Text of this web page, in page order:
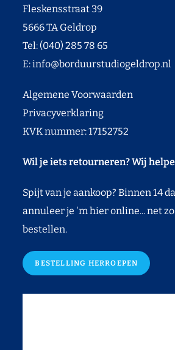
Fleskensstraat 39
5666 TA Geldrop
Tel: (040) 285 78 65
E:info@borduurstudiogeldrop.nl
Algemene Voorwaarden
Privacyverklaring
KVK nummer: 17152752
Wil je iets retourneren? Wij
Spijt van je aankoop? Binnen 14
annuleer je 'm hier online... net
bestellen.
BESTELLING HERROEPEN